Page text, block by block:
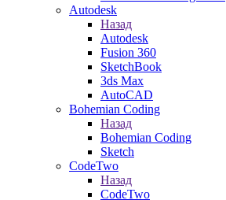
Autodesk
Назад
Autodesk
Fusion 360
SketchBook
3ds Max
AutoCAD
Bohemian Coding
Назад
Bohemian Coding
Sketch
CodeTwo
Назад
CodeTwo